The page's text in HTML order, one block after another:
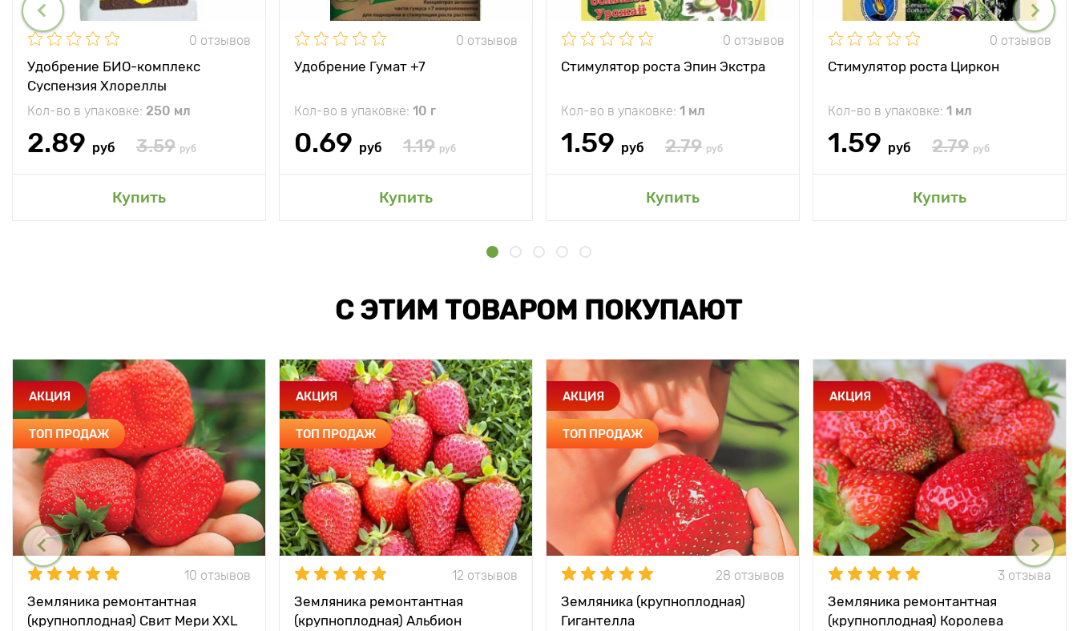
0 отзывов
Удобрение БИО-комплекс
Суспензия Хлореллы
Кол-во в упаковке: 250 мл
2.89 руб 3.59 руб
Купить
0 отзывов
Удобрение Гумат +7
Кол-во в упаковке: 10 г
0.69 руб 1.19 руб
Купить
0 отзывов
Стимулятор роста Эпин Экстра
Кол-во в упаковке: 1 мл
1.59 руб 2.79 руб
Купить
0 отзывов
Стимулятор роста Циркон
Кол-во в упаковке: 1 мл
1.59 руб 2.79 руб
Купить
С ЭТИМ ТОВАРОМ ПОКУПАЮТ
АКЦИЯ
ТОП ПРОДАЖ
10 отзывов
Земляника ремонтантная
(крупноплодная) Свит Мери XXL
АКЦИЯ
ТОП ПРОДАЖ
12 отзывов
Земляника ремонтантная
(крупноплодная) Альбион
АКЦИЯ
ТОП ПРОДАЖ
28 отзывов
Земляника (крупноплодная)
Гигантелла
АКЦИЯ
3 отзыва
Земляника ремонтантная
(крупноплодная) Королева